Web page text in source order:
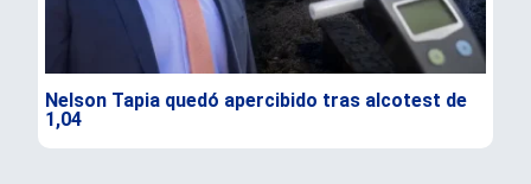
Nelson Tapia quedó apercibido tras alcotest de
1,04